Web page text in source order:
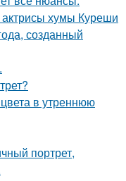
хумы Куреши
созданный
в утреннюю
портрет,